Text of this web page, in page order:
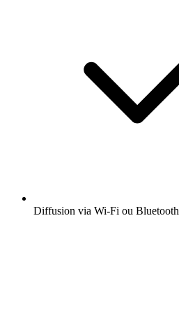
Diffusion via Wi-Fi ou Bluetooth